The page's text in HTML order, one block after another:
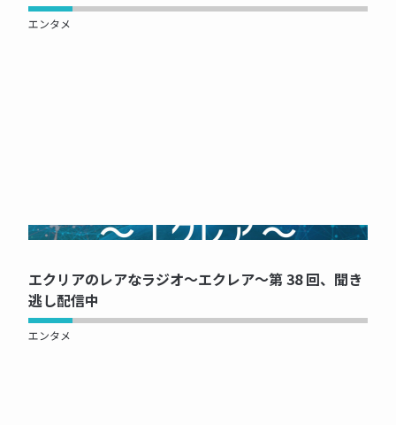
エンタメ
NOW PRINTING...
エクリアのレアなラジオ～エクレア～第 38 回、聞き
逃し配信中
エンタメ